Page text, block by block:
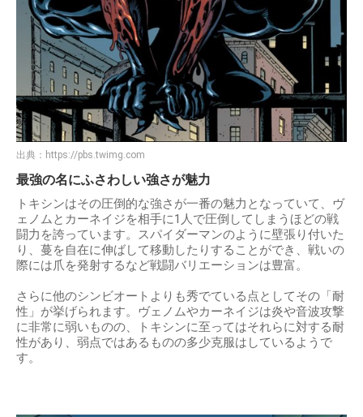
出典： https://pbs.twimg.com
最強の名にふさわしい強さが魅力
トキシンはその圧倒的な強さが一番の魅力となっていて、ヴ
ェノムとカーネイジを相手に1人で圧倒してしまうほどの戦
闘力を誇っています。スパイダーマンのように壁張り付いた
り、蔓を自在に伸ばして移動したりすることができ、戦いの
際には爪を発射するなど戦闘バリエーションは豊富。
さらに他のシンビオートよりも秀でている点としてその「耐
性」が挙げられます。ヴェノムやカーネイジは炎や音波攻撃
に非常に弱いものの、トキシンに至ってはそれらに対する耐
性があり、弱点ではあるものの多少克服はしているようで
す。